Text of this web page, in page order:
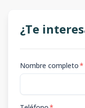
¿Te
Nombre completo*